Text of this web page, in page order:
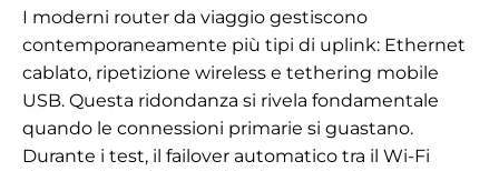
I moderni router da viaggio gestiscono
contemporaneamente più tipi di uplink: Ethernet
cablato, ripetizione wireless e tethering mobile
USB. Questa ridondanza si rivela fondamentale
quando le connessioni primarie si guastano.
Durante i test, il failover automatico tra il Wi-Fi